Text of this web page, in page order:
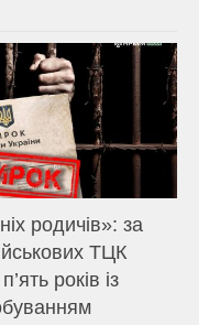
родичів»: за
ТЦК
років із